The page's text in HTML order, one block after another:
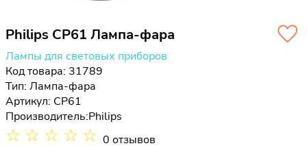
Philips CP61 Лампа-фара
Лампы для световых приборов
Код товара: 31789
Тип: Лампа-фара
Артикул: CP61
Производитель:Philips
☆ ☆ ☆ ☆ ☆ 0 отзывов